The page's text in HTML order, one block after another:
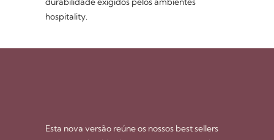
hospitality.
Esta nova versão reúne os nossos best sellers